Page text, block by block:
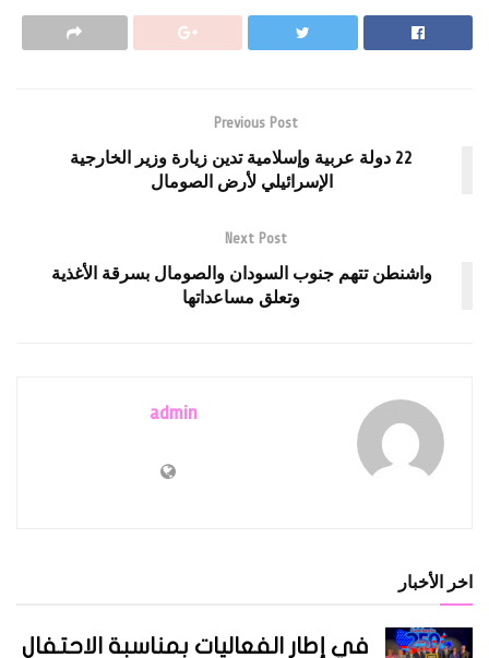
Previous Post
22 دولة عربية وإسلامية تدين زيارة وزير الخارجية
الإسرائيلي لأرض الصومال
Next Post
واشنطن تتهم جنوب السودان والصومال بسرقة الأغذية
وتعلق مساعداتها
admin
اخر الأخبار
في إطار الفعاليات بمناسبة الاحتفال